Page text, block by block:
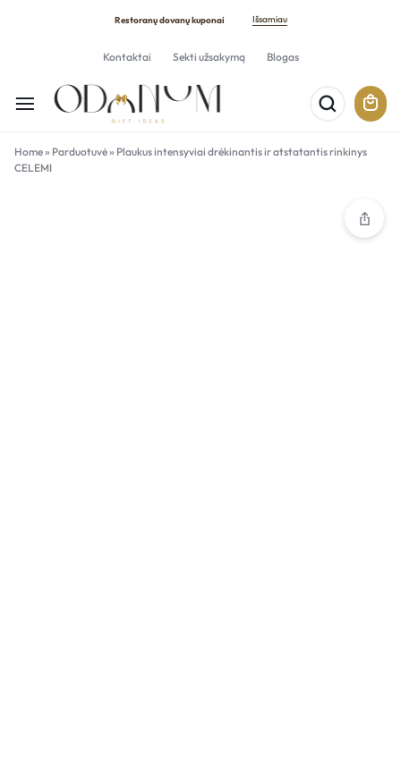
Restoranų dovanų kuponai Išsamiau
Kontaktai Sekti užsakymą Blogas
Home» Parduotuvė» Plaukus intensyviai drėkinantis ir atstatantis rinkinys
CELEMI